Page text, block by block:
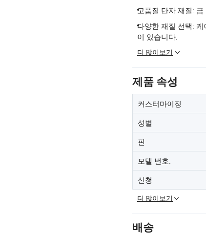
고품질 단자 재질:
다양한 재질 선택: 케
이 있습니다.
더 많이보기
제품 속성
커스터마이징
성별
핀
모델 번호.
신청
더 많이보기
배송